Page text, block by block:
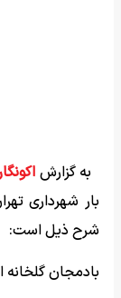
به گزارش
بار شهرداری
شرح ذیل است:
بادمجان گلخانه ای